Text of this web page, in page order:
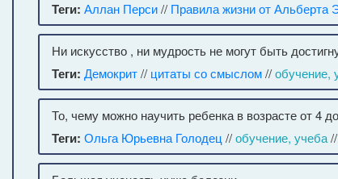
Теги: Аллан Перси// Правила жизни от Альберта
Ни искусство , ни мудрость не могут быть
Теги: Демокрит// цитаты со смыслом//обучение,
То, чему можно научить ребенка в возрасте от 4
Теги: Ольга Юрьевна Голодец //обучение, учеба//